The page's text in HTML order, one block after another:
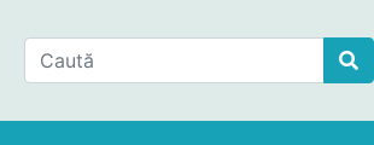
Find